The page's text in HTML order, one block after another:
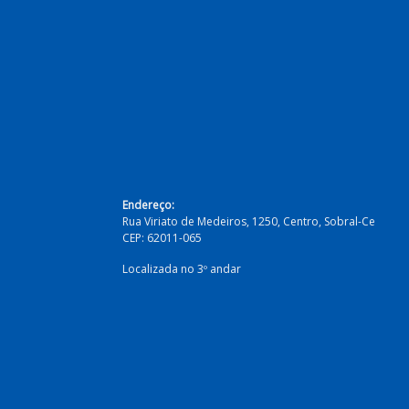
Endereço:
Rua Viriato de Medeiros, 1250, Centro, Sobral-Ce
CEP: 62011-065
Localizada no 3º andar